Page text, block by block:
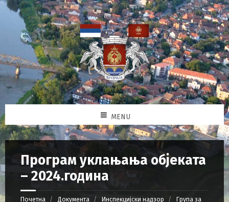
MENU
Програм уклањања објеката
– 2024.година
Почетна Документа Инспекцијски надзор
Група за